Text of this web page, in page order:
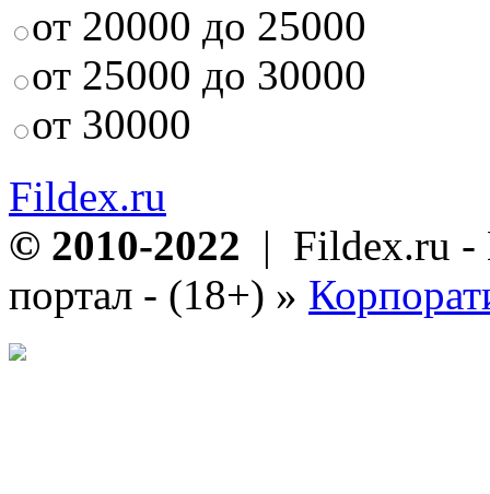
от 20000 до 25000
от 25000 до 30000
от 30000
Fildex.ru
© 2010-2022 | Fildex.ru -
портал - (18+) »